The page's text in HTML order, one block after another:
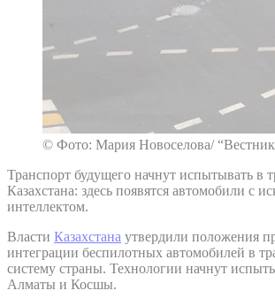
© Фото: Мария Новоселова/ “Вестник
Транспорт будущего начнут испытывать в
Казахстана: здесь появятся автомобили с
интеллектом.
Власти Казахстана утвердили положения
интеграции беспилотных автомобилей в
систему страны. Технологии начнут
Алматы и Косшы.